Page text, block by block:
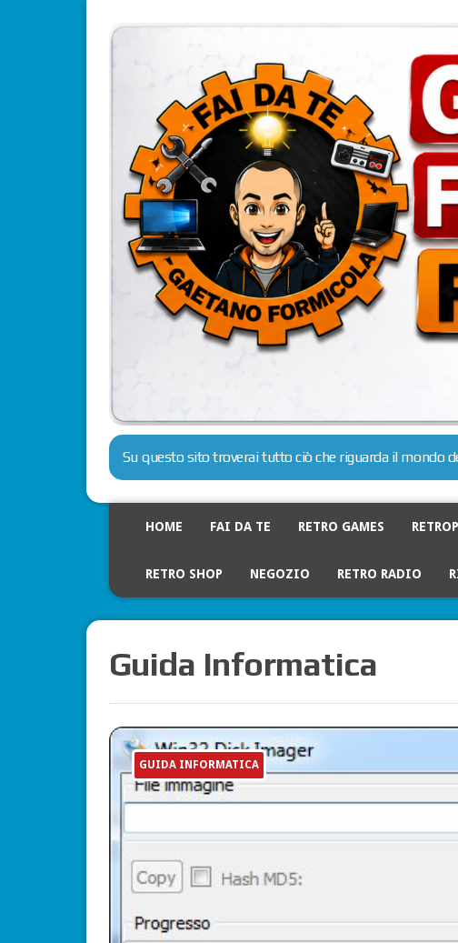
Su questo sito troverai tutto ciò che riguarda il mondo
HOME FAI DA TE RETRO GAMES
RETRO SHOP NEGOZIO RETRO RADIO
Guida Informatica
GUIDA INFORMATICA